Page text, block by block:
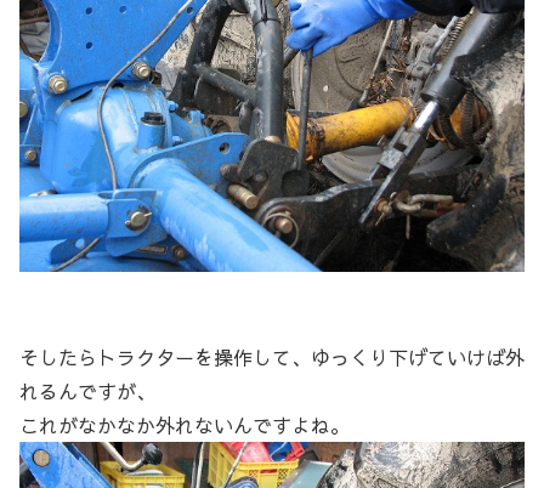
そしたらトラクターを操作して、ゆっくり下げていけば外
れるんですが、
これがなかなか外れないんですよね。